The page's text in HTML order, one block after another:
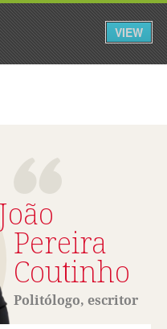
Iniciar Sessão
João
Pereira
Coutinho
Politólogo, escritor
VIEW